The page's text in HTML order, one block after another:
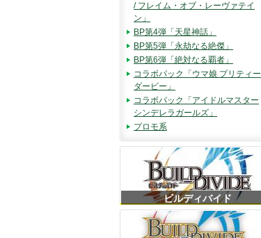
/ フレイム・オブ・レーヴァテイ
ン」
BP第4弾「天星神話」
BP第5弾「永劫なる絶傑」
BP第6弾「絶対なる覇者」
コラボパック「ウマ娘 プリティー
ダービー」
コラボパック「アイドルマスター
シンデレラガールズ」
プロモ系
ビルディバイド